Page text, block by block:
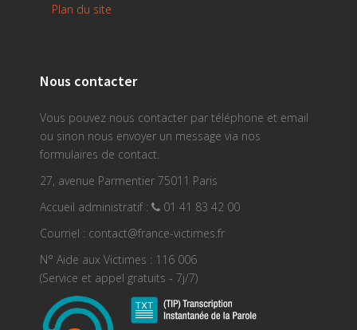
Plan du site
Nous contacter
Vous pouvez nous contacter par téléphone et email
ou sinon nous envoyer un message via nos
formulaires de contact.
27, avenue Parmentier 75011 Paris
Accueil administratif :
01 41 83 42 00
Courriel : contact@france-victimes.fr
N° Aide aux Victimes : 116 006
(Service et appel gratuits - 7j/7)